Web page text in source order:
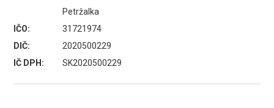
Petržalka
IČO:
31721974
DIČ:
2020500229
IČ DPH:
SK2020500229